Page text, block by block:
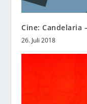
Cine: Candelaria
26. Juli 2018